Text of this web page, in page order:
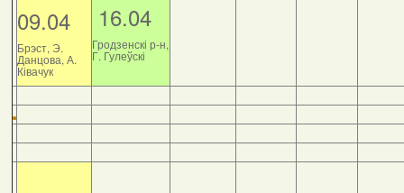
09.04
Брэст, Э.
Данцова, А.
Ківачук
16.04
Гродзенскі р-н,
Г. Гулеўскі